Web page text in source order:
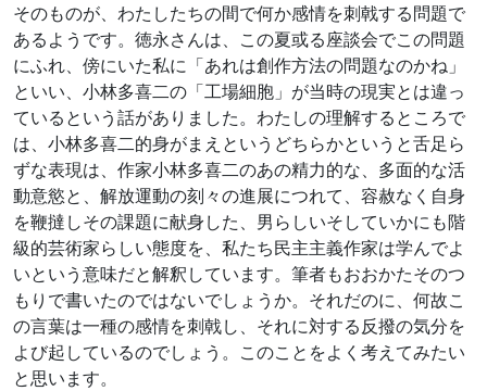
そのものが、わたしたちの間で何か感情を刺戟する問題で
あるようです。徳永さんは、この夏或る座談会でこの問題
にふれ、傍にいた私に「あれは創作方法の問題なのかね」
といい、小林多喜二の「工場細胞」が当時の現実とは違っ
ているという話がありました。わたしの理解するところで
は、小林多喜二的身がまえというどちらかというと舌足ら
ずな表現は、作家小林多喜二のあの精力的な、多面的な活
動意慾と、解放運動の刻々の進展につれて、容赦なく自身
を鞭撻しその課題に献身した、男らしいそしていかにも階
級的芸術家らしい態度を、私たち民主主義作家は学んでよ
いという意味だと解釈しています。筆者もおおかたそのつ
もりで書いたのではないでしょうか。それだのに、何故こ
の言葉は一種の感情を刺戟し、それに対する反撥の気分を
よび起しているのでしょう。このことをよく考えてみたい
と思います。